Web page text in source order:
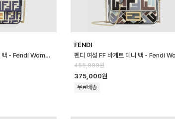
펜디 여성 FF 바게트 미니 백 - Fendi Womens FF Baguette Mini …
FENDI
455,000원
375,000원
무료배송